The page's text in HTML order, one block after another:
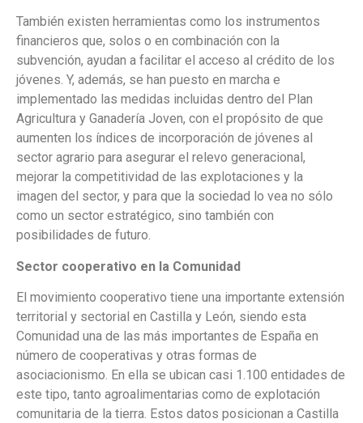
También existen herramientas como los instrumentos
financieros que, solos o en combinación con la
subvención, ayudan a facilitar el acceso al crédito de los
jóvenes. Y, además, se han puesto en marcha e
implementado las medidas incluidas dentro del Plan
Agricultura y Ganadería Joven, con el propósito de que
aumenten los índices de incorporación de jóvenes al
sector agrario para asegurar el relevo generacional,
mejorar la competitividad de las explotaciones y la
imagen del sector, y para que la sociedad lo vea no sólo
como un sector estratégico, sino también con
posibilidades de futuro.
Sector cooperativo en la Comunidad
El movimiento cooperativo tiene una importante extensión
territorial y sectorial en Castilla y León, siendo esta
Comunidad una de las más importantes de España en
número de cooperativas y otras formas de
asociacionismo. En ella se ubican casi 1.100 entidades de
este tipo, tanto agroalimentarias como de explotación
comunitaria de la tierra. Estos datos posicionan a Castilla